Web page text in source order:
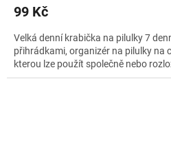
99 Kč
Velká denní krabička na pilulky 7
přihrádkami, organizér na pilulky na
kterou lze použít společně nebo